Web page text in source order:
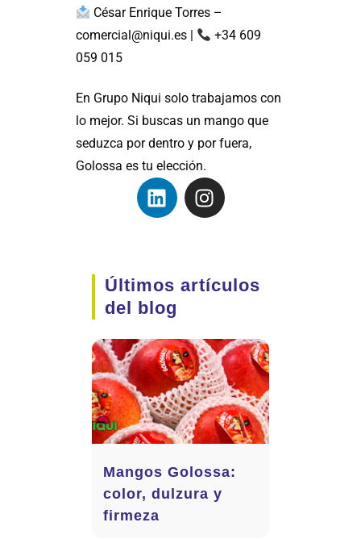
César Enrique Torres –
comercial@niqui.es |
+34 609
059 015
En Grupo Niqui solo trabajamos con
lo mejor. Si buscas un mango que
seduzca por dentro y por fuera,
Golossa es tu elección.
Últimos artículos
del blog
Mangos Golossa:
color, dulzura y
firmeza